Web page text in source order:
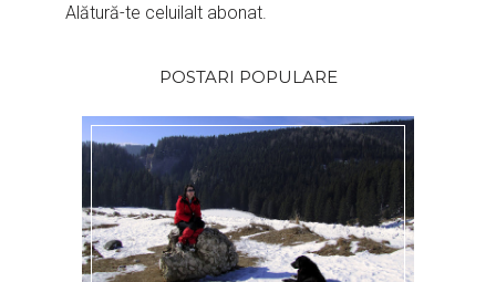
Alătură-te celuilalt abonat.
POSTARI POPULARE